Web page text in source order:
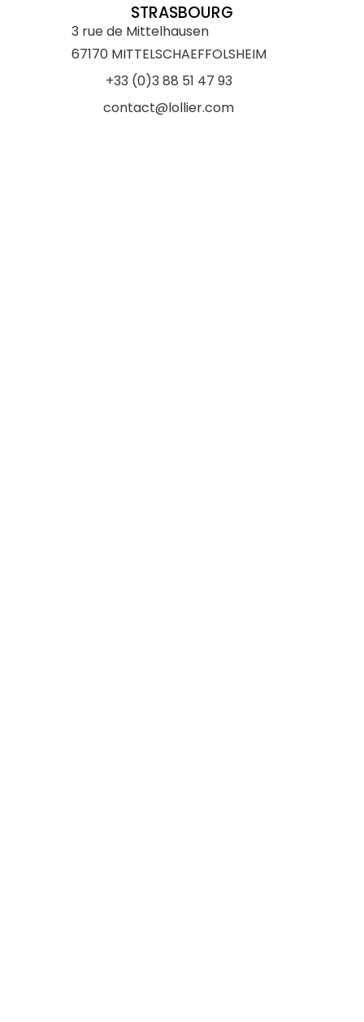
STRASBOURG
3 rue de Mittelhausen
67170 MITTELSCHAEFFOLSHEIM
+33 (0)3 88 51 47 93
contact@lollier.com